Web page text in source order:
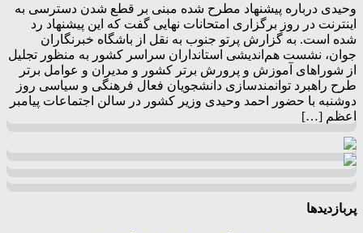
وحیدی درباره پیشنهاد مطرح شده مبنی بر قطع شدن دسترسی به
اینترنت در روز برگزاری امتحانات نهایی گفت که این پیشنهاد رد
شده است. به گزارش پرتو جنوب به نقل از باشگاه خبرنگاران
جوان، نشست هم‌اندیشی استانداران سراسر کشور به منظور تجلیل
از شورا‌های آموزش و پرورش برتر کشور و مدیران و عوامل برتر
طرح راهبرد توانمندسازی دانشجویان فعال فرهنگی و سیاسی روز
دوشنبه با حضور احمد وحیدی وزیر کشور در سالن اجتماعات پیامبر
اعظم […]
پربازدیدها